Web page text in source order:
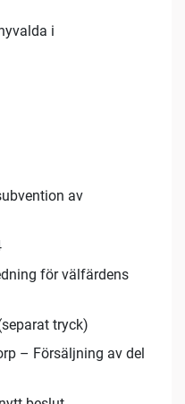
i
av
för välfärdens
tryck)
– Försäljning av del